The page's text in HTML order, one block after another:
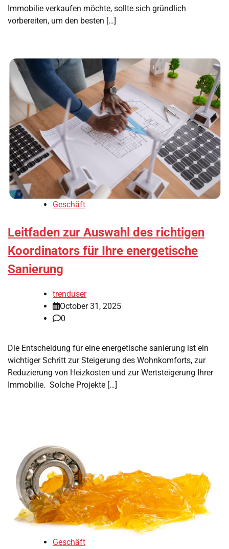
Immobilie verkaufen möchte, sollte sich gründlich
vorbereiten, um den besten […]
Geschäft
Leitfaden zur Auswahl des richtigen
Koordinators für Ihre energetische
Sanierung
trenduser
October 31, 2025
0
Die Entscheidung für eine energetische sanierung ist ein
wichtiger Schritt zur Steigerung des Wohnkomforts, zur
Reduzierung von Heizkosten und zur Wertsteigerung Ihrer
Immobilie. Solche Projekte […]
Geschäft